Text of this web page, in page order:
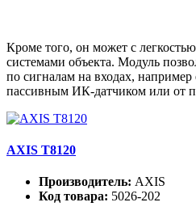
Кроме того, он может с
системами объекта. Модуль
по сигналам на входах, например
пассивным ИК-датчиком или от
AXIS T8120
Производитель: AXIS
Код товара: 5026-202